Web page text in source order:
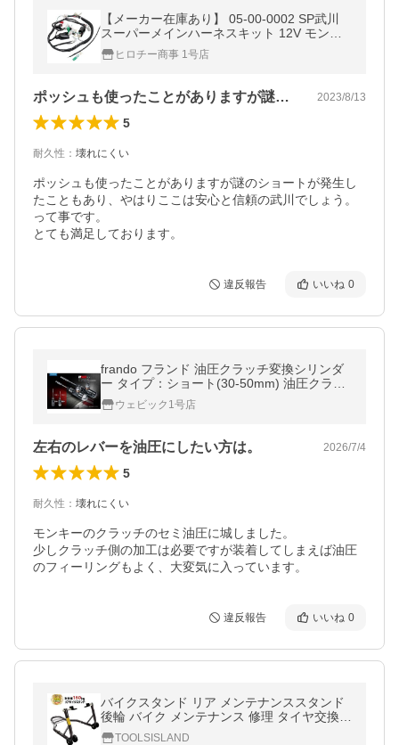
【メーカー在庫あり】 05-00-0002 SP武川
スーパーメインハーネスキット 12V モンキ
ー、ゴリラ JP店
ヒロチー商事 1号店
ポッシュも使ったことがありますが謎のシ… 2023/8/13
5
耐久性 ： 壊れにくい
ポッシュも使ったことがありますが謎のショートが発生し
たこともあり、やはりここは安心と信頼の武川でしょう。
って事です。
とても満足しております。
違反報告 いいね 0
frando フランド 油圧クラッチ変換シリンダ
ー タイプ：ショート(30-50mm) 油圧クラッ
チキット・コンバージョンキット 駆動系
ウェビック1号店
左右のレバーを油圧にしたい方は。 2026/7/4
5
耐久性 ： 壊れにくい
モンキーのクラッチのセミ油圧に城しました。
少しクラッチ側の加工は必要ですが装着してしまえば油圧
のフィーリングもよく、大変気に入っています。
違反報告 いいね 0
バイクスタンド リア メンテナンススタンド
後輪 バイク メンテナンス 修理 タイヤ交換
ブラック 黒 後輪 ツールズアイランド
TOOLSISLAND